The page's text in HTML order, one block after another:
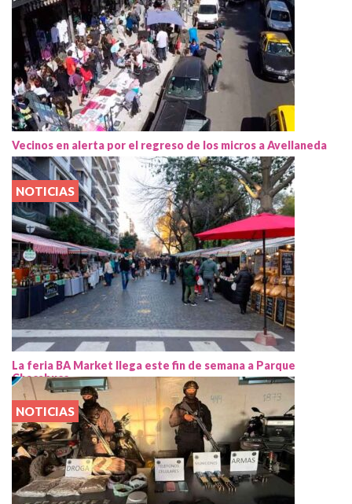
Vecinos en alerta por el regreso de los micros a Avellaneda
NOTICIAS
La feria BA Market llega este fin de semana a Parque
Chacabuco
NOTICIAS